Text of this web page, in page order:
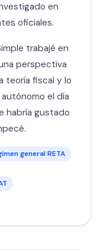
en
oficiales.
trabajé en
perspectiva
teoría fiscal y lo
el día
habría gustado
general RETA